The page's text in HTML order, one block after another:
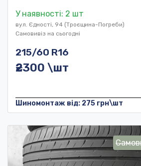
У наявності: 2 шт
вул. Єдності, 94 (Троєщина-Погреби)
Самовивіз на сьогодні
215/60 R16
₴2300 \шт
Шиномонтаж від: 275 грн\шт